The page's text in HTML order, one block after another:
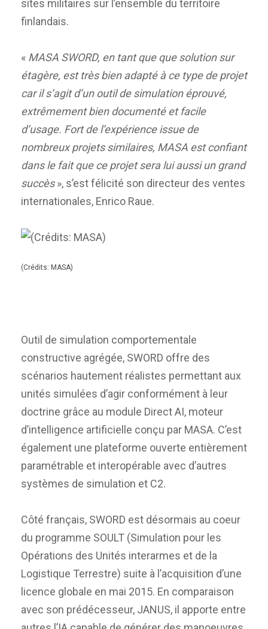
sites militaires sur l’ensemble du territoire
finlandais.
« MASA SWORD, en tant que que solution sur
étagère, est très bien adapté à ce type de projet
car il s’agit d’un outil de simulation éprouvé,
extrêmement bien documenté et facile
d’usage. Fort de l’expérience issue de
nombreux projets similaires, MASA est confiant
dans le fait que ce projet sera lui aussi un grand
succès», s’est félicité son directeur des ventes
internationales, Enrico Raue.
(Crédits: MASA)
Outil de simulation comportementale
constructive agrégée, SWORD offre des
scénarios hautement réalistes permettant aux
unités simulées d’agir conformément à leur
doctrine grâce au module Direct AI, moteur
d’intelligence artificielle conçu par MASA. C’est
également une plateforme ouverte entièrement
paramétrable et interopérable avec d’autres
systèmes de simulation et C2.
Côté français, SWORD est désormais au coeur
du programme SOULT (Simulation pour les
Opérations des Unités interarmes et de la
Logistique Terrestre) suite à l’acquisition d’une
licence globale en mai 2015. En comparaison
avec son prédécesseur, JANUS, il apporte entre